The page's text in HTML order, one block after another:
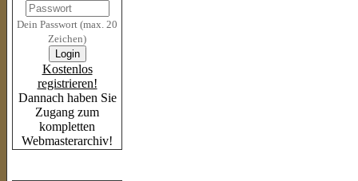
Dein Passwort (max. 20
Zeichen)
Kostenlos
registrieren!
Dannach haben Sie
Zugang zum
kompletten
Webmasterarchiv!